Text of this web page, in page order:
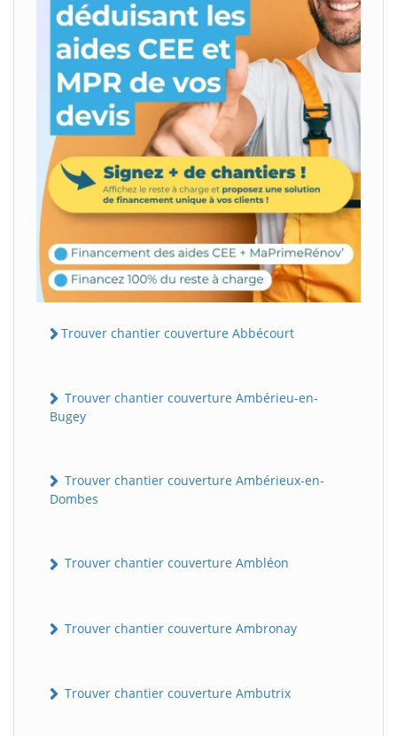
Trouver chantier couverture Abbécourt
Trouver chantier couverture Ambérieu-en-
Bugey
Trouver chantier couverture Ambérieux-en-
Dombes
Trouver chantier couverture Ambléon
Trouver chantier couverture Ambronay
Trouver chantier couverture Ambutrix